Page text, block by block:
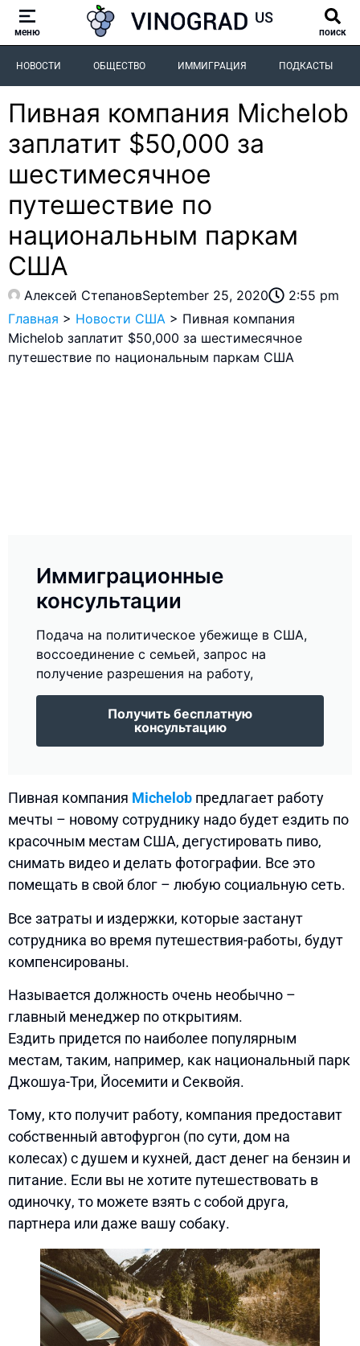
меню поиск
НОВОСТИ ОБЩЕСТВО ИММИГРАЦИЯ ПОДКАСТЫ
Пивная компания Michelob
заплатит $50,000 за
шестимесячное
путешествие по
национальным паркам
США
Алексей СтепановSeptember 25, 2020
2:55 pm
Главная > Новости США > Пивная компания
Michelob заплатит $50,000 за шестимесячное
путешествие по национальным паркам США
Иммиграционные
консультации
Подача на политическое убежище в США,
воссоединение с семьей, запрос на
получение разрешения на работу,
Получить бесплатную
консультацию
Пивная компания Michelob предлагает работу
мечты – новому сотруднику надо будет ездить по
красочным местам США, дегустировать пиво,
снимать видео и делать фотографии. Все это
помещать в свой блог – любую социальную сеть.
Все затраты и издержки, которые застанут
сотрудника во время путешествия-работы, будут
компенсированы.
Называется должность очень необычно –
главный менеджер по открытиям.
Ездить придется по наиболее популярным
местам, таким, например, как национальный парк
Джошуа-Три, Йосемити и Секвойя.
Тому, кто получит работу, компания предоставит
собственный автофургон (по сути, дом на
колесах) с душем и кухней, даст денег на бензин и
питание. Если вы не хотите путешествовать в
одиночку, то можете взять с собой друга,
партнера или даже вашу собаку.